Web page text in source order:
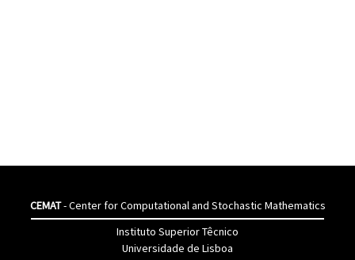
CEMAT- Center for Computational and Stochastic Mathematics
Instituto Superior Têcnico
Universidade de Lisboa